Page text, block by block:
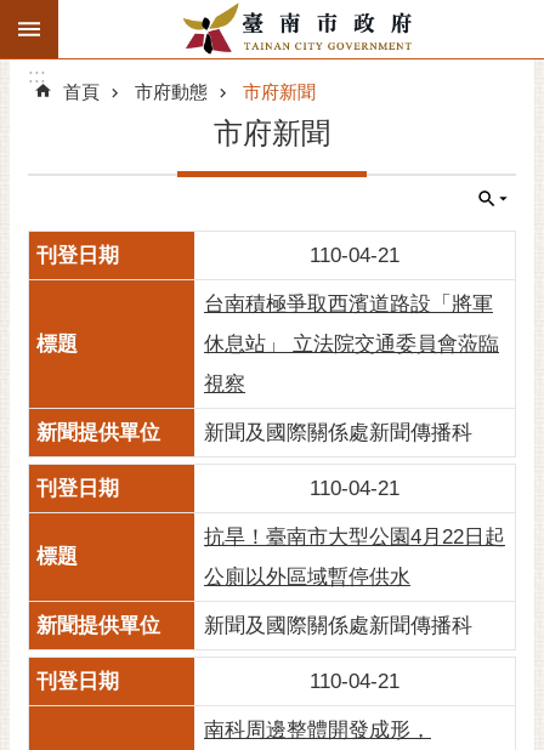
跳到主要內容區塊
搜
階
市府動態
市府團隊
市政資訊
市民互動
偉
哲
螢
光
:::
:::
首頁 市府動態 市府新聞
市府新聞
110-04-21
台南積極爭取西濱道路設「將軍
休息站」 立法院交通委員會蒞臨
視察
新聞及國際關係處新聞傳播科
110-04-21
抗旱！臺南市大型公園4月22日起
公廁以外區域暫停供水
新聞及國際關係處新聞傳播科
110-04-21
南科周邊整體開發成形，